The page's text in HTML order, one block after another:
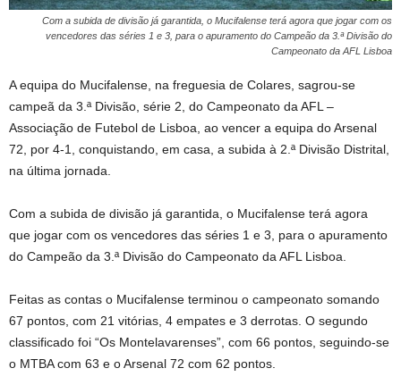
Com a subida de divisão já garantida, o Mucifalense terá agora que jogar com os
vencedores das séries 1 e 3, para o apuramento do Campeão da 3.ª Divisão do
Campeonato da AFL Lisboa
A equipa do Mucifalense, na freguesia de Colares, sagrou-se
campeã da 3.ª Divisão, série 2, do Campeonato da AFL –
Associação de Futebol de Lisboa, ao vencer a equipa do Arsenal
72, por 4-1, conquistando, em casa, a subida à 2.ª Divisão Distrital,
na última jornada.
Com a subida de divisão já garantida, o Mucifalense terá agora
que jogar com os vencedores das séries 1 e 3, para o apuramento
do Campeão da 3.ª Divisão do Campeonato da AFL Lisboa.
Feitas as contas o Mucifalense terminou o campeonato somando
67 pontos, com 21 vitórias, 4 empates e 3 derrotas. O segundo
classificado foi “Os Montelavarenses”, com 66 pontos, seguindo-se
o MTBA com 63 e o Arsenal 72 com 62 pontos.